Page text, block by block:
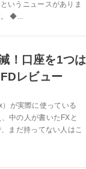
いうニュースがありま
◆...
！口座を1つは
レビュー
が実際に使っている
中の人が書いたFXと
まだ持ってない人はこ